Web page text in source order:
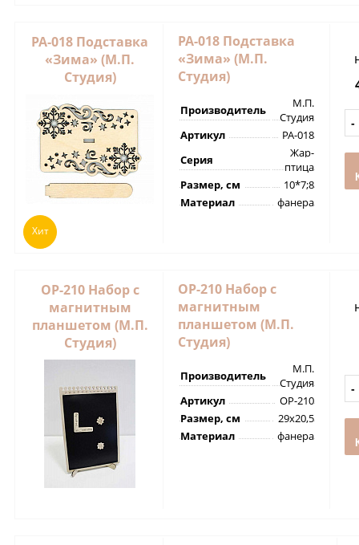
РА-018 Подставка
«Зима» (М.П.
Студия)
Хит
РА-018 Подставка
«Зима» (М.П.
Студия)
Производитель
М.П.
Студия
Артикул
РА-018
Серия
Жар-
птица
Размер, см
10*7;8
Материал
фанера
ОР-210 Набор с
магнитным
планшетом (М.П.
Студия)
ОР-210 Набор с
магнитным
планшетом (М.П.
Студия)
Производитель
М.П.
Студия
Артикул
ОР-210
Размер, см
29х20,5
Материал
фанера